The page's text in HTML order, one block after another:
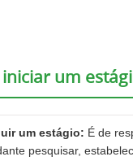
um
um estágio: É de
pesquisar,